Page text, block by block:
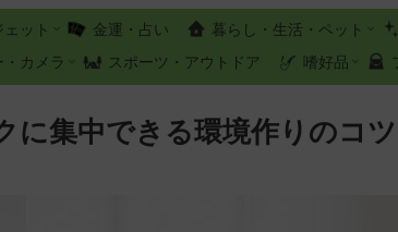
ェット 金運・占い 暮らし・生活・ペット
・カメラ スポーツ・アウトドア 嗜好品
に集中できる環境作りのコツ